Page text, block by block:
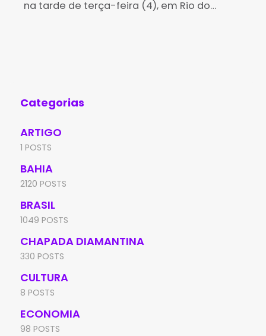
na tarde de terça-feira (4), em Rio do
Categorias
ARTIGO
1 POSTS
BAHIA
2120 POSTS
BRASIL
1049 POSTS
CHAPADA DIAMANTINA
330 POSTS
CULTURA
8 POSTS
ECONOMIA
98 POSTS